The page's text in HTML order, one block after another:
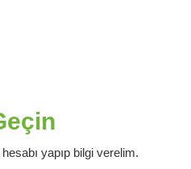
yapıp bilgi verelim.